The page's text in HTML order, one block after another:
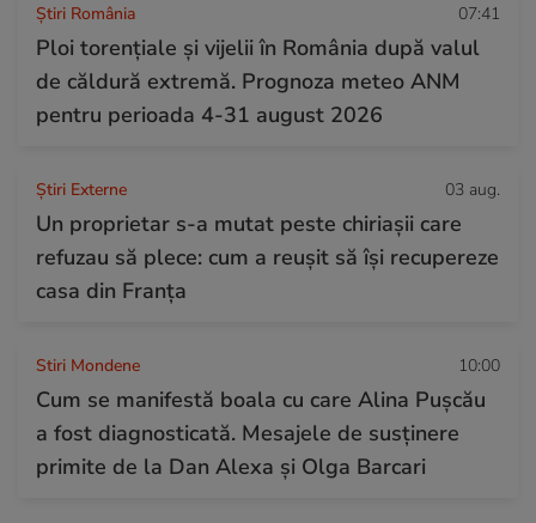
Știri România 07:41
Ploi torențiale și vijelii în România după valul
de căldură extremă. Prognoza meteo ANM
pentru perioada 4-31 august 2026
Știri Externe 03 aug.
Un proprietar s-a mutat peste chiriașii care
refuzau să plece: cum a reușit să își recupereze
casa din Franța
Stiri Mondene 10:00
Cum se manifestă boala cu care Alina Pușcău
a fost diagnosticată. Mesajele de susținere
primite de la Dan Alexa și Olga Barcari